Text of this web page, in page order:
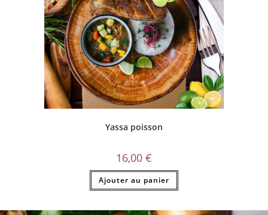
Yassa poisson
16,00 €
Ajouter au panier